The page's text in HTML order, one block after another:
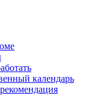
календарь